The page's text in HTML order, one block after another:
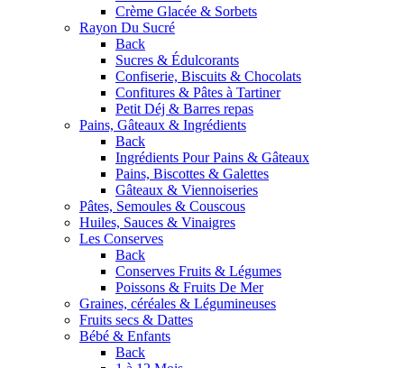
Crème Glacée & Sorbets
Rayon Du Sucré
Back
Sucres & Édulcorants
Confiserie, Biscuits & Chocolats
Confitures & Pâtes à Tartiner
Petit Déj & Barres repas
Pains, Gâteaux & Ingrédients
Back
Ingrédients Pour Pains & Gâteaux
Pains, Biscottes & Galettes
Gâteaux & Viennoiseries
Pâtes, Semoules & Couscous
Huiles, Sauces & Vinaigres
Les Conserves
Back
Conserves Fruits & Légumes
Poissons & Fruits De Mer
Graines, céréales & Légumineuses
Fruits secs & Dattes
Bébé & Enfants
Back